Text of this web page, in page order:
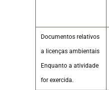
Documentos relativos
a licenças ambientais
Enquanto a atividade
for exercida.